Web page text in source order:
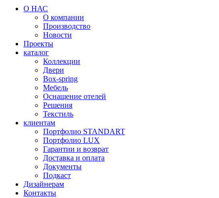
О НАС
О компании
Производство
Новости
Проекты
каталог
Коллекции
Двери
Box-spring
Мебель
Оснащение отелей
Решения
Текстиль
клиентам
Портфолио STANDART
Портфолио LUX
Гарантии и возврат
Доставка и оплата
Документы
Подкаст
Дизайнерам
Контакты